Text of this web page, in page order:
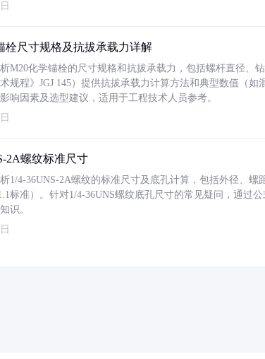
栓尺寸规格及抗拔承载力详解
M20化学锚栓的尺寸规格和抗拔承载力，包括螺杆直径、
规程》JGJ 145）提供抗拔承载力计算方法和典型数值（
响因素及选型建议，适用于工程技术人员参考。
2A螺纹标准尺寸
1/4-36UNS-2A螺纹的标准尺寸及底孔计算，包括外径、
标准）。针对1/4-36UNS螺纹底孔尺寸的常见疑问，通过
识。